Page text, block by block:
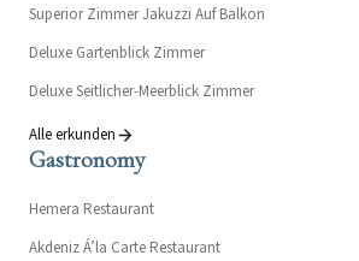
Superior Zimmer Jakuzzi Auf Balkon
Deluxe Gartenblick Zimmer
Deluxe Seitlicher-Meerblick Zimmer
Alle erkunden
Gastronomy
Hemera Restaurant
Akdeniz Á’la Carte Restaurant